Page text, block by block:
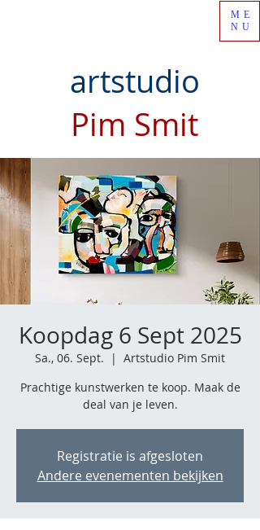
artstudio
Pim Smit
ME
NU
Koopdag 6 Sept 2025
Sa., 06. Sept.
  |
Artstudio Pim Smit
Prachtige kunstwerken te koop. Maak de
deal van je leven.
Registratie is afgesloten
Andere evenementen bekijken